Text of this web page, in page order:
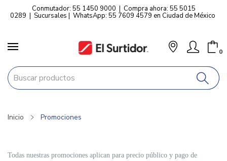
Conmutador: 55 1450 9000 | Compra ahora: 55 5015
0289 | Sucursales | WhatsApp: 55 7609 4579 en Ciudad de México
0
Inicio Promociones
Todas nuestras promociones aplican para precio público y pago de